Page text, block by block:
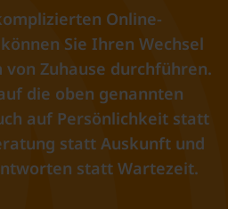
Online-
Sie Ihren Wechsel
von Zuhause durchführen.
die oben genannten
auf Persönlichkeit statt
statt Auskunft und
statt Wartezeit.